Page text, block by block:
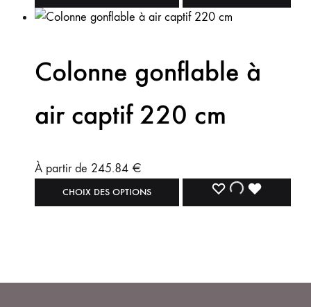
Colonne gonflable à
air captif 220 cm
À partir de 245.84 €
CHOIX DES OPTIONS